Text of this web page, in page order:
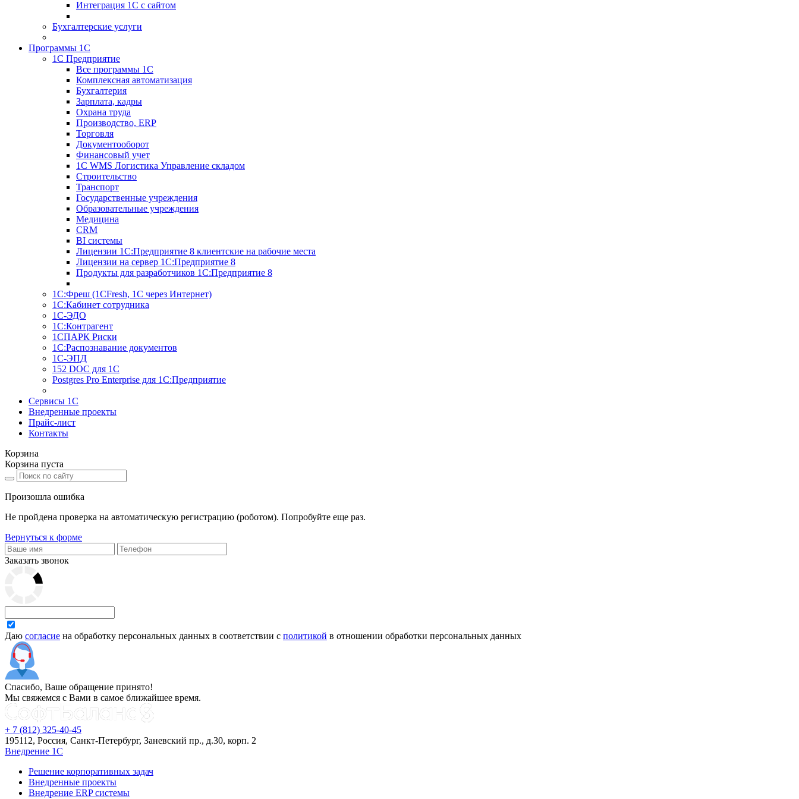
Интеграция 1С с сайтом
Бухгалтерские услуги
Программы 1С
1С Предприятие
Все программы 1С
Комплексная автоматизация
Бухгалтерия
Зарплата, кадры
Охрана труда
Производство, ERP
Торговля
Документооборот
Финансовый учет
1С WMS Логистика Управление складом
Строительство
Транспорт
Государственные учреждения
Образовательные учреждения
Медицина
CRM
BI системы
Лицензии 1С:Предприятие 8 клиентские на рабочие места
Лицензии на сервер 1С:Предприятие 8
Продукты для разработчиков 1С:Предприятие 8
1С:Фреш (1CFresh, 1С через Интернет)
1С:Кабинет сотрудника
1С-ЭДО
1С:Контрагент
1СПАРК Риски
1С:Распознавание документов
1С-ЭПД
152 DOC для 1С
Postgres Pro Enterprise для 1С:Предприятие
Сервисы 1С
Внедренные проекты
Прайс-лист
Контакты
Корзина
Корзина пуста
Произошла ошибка
Не пройдена проверка на автоматическую регистрацию (роботом). Попробуйте еще раз.
Вернуться к форме
Заказать звонок
Даю согласие на обработку персональных данных в соответствии с политикой в отношении обработки персональных данных
Спасибо, Ваше обращение принято!
Мы свяжемся с Вами в самое ближайшее время.
+ 7 (812) 325-40-45
195112, Россия, Санкт-Петербург, Заневский пр., д.30, корп. 2
Внедрение 1С
Решение корпоративных задач
Внедренные проекты
Внедрение ERP системы